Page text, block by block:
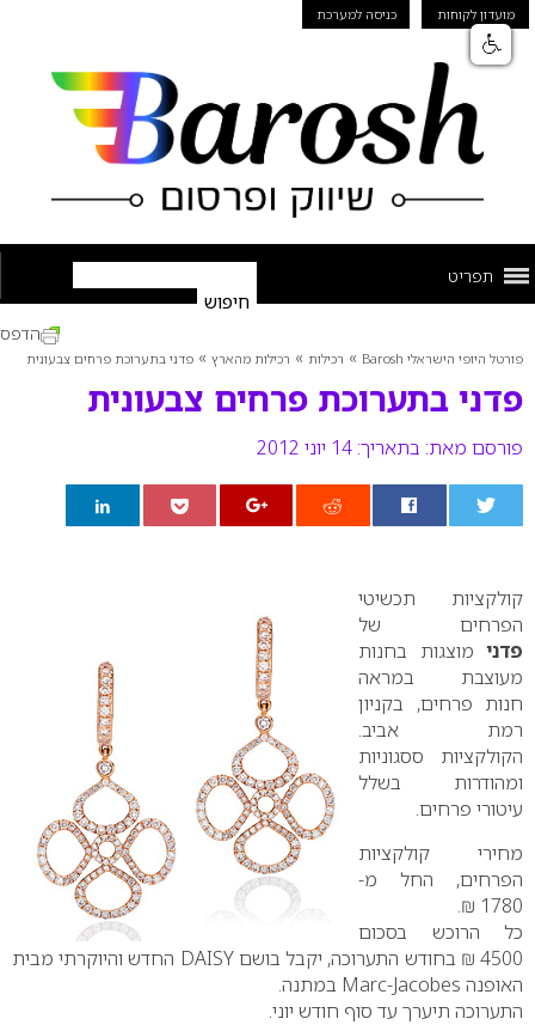
מועדון לקוחות כניסה למערכת
תפריט
פורטל היופי הישראלי Barosh » רכילות » רכילות מהארץ » פדני בתערוכת פרחים צבעונית
פדני בתערוכת פרחים צבעונית
פורסם מאת: בתאריך: 14 יוני 2012
הדפס
קולקציות תכשיטי
הפרחים של
פדני מוצגות בחנות
מעוצבת במראה
חנות פרחים, בקניון
רמת אביב.
הקולקציות ססגוניות
ומהודרות בשלל
עיטורי פרחים.
מחירי קולקציות
הפרחים, החל מ-
1780 ₪.
כל הרוכש בסכום
4500 ₪ בחודש התערוכה, יקבל בושם
DAISY החדש והיוקרתי מבית
האופנה Marc-Jacobes במתנה.
התערוכה תיערך עד סוף חודש יוני.